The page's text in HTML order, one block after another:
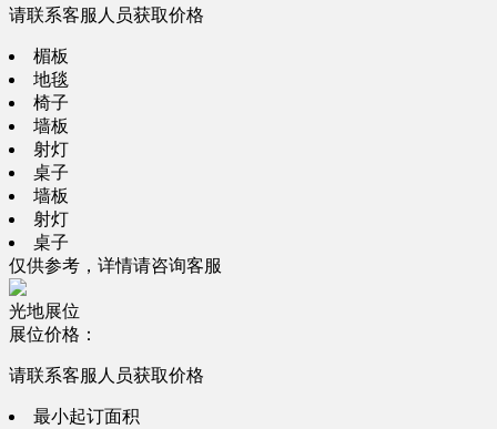
请联系客服人员获取价格
楣板
地毯
椅子
墙板
射灯
桌子
墙板
射灯
桌子
仅供参考，详情请咨询客服
光地展位
展位价格：
请联系客服人员获取价格
最小起订面积